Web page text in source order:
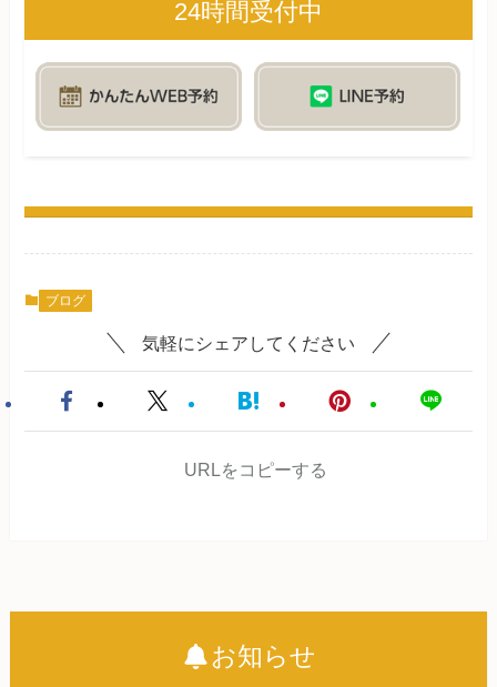
24時間受付中
ブログ
気軽にシェアしてください
URLをコピーする
お知らせ